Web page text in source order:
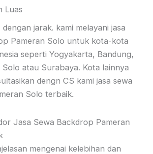
Luas
jarak. kami melayani jasa
Pameran Solo untuk kota-kota
seperti Yogyakarta, Bandung,
atau Surabaya. Kota lainnya
dengn CS kami jasa sewa
Solo terbaik.
Jasa Sewa Backdrop Pameran
mengenai kelebihan dan